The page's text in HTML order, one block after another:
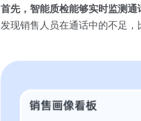
首先，智能质检能够实时监测通
发现销售人员在通话中的不足，